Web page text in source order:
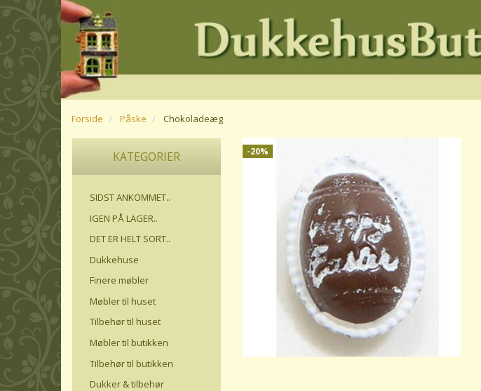
Forside Påske Chokoladeæg
KATEGORIER
SIDST ANKOMMET..
IGEN PÅ LAGER..
DET ER HELT SORT..
Dukkehuse
Finere møbler
Møbler til huset
Tilbehør til huset
Møbler til butikken
Tilbehør til butikken
Dukker & tilbehør
-20%